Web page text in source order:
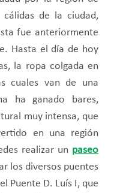
de la ciudad,
fue anteriormente
Hasta el día de hoy
la ropa colgada en
cuales van de una
ha ganado bares,
muy intensa, que
en una región
realizar un paseo
los diversos puentes
Puente D. Luís I, que